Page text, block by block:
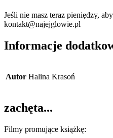
Jeśli nie masz teraz pieniędzy,
kontakt@najejglowie.pl
Informacje
Autor Halina Krasoń
zachęta...
Filmy promujące książkę: